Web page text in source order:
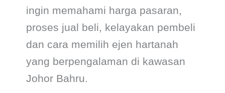
ingin memahami harga pasaran,
proses jual beli, kelayakan pembeli
dan cara memilih ejen hartanah
yang berpengalaman di kawasan
Johor Bahru.